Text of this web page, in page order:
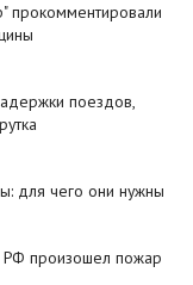
прокомментировали
поездов,
для чего они нужны
РФ произошел пожар